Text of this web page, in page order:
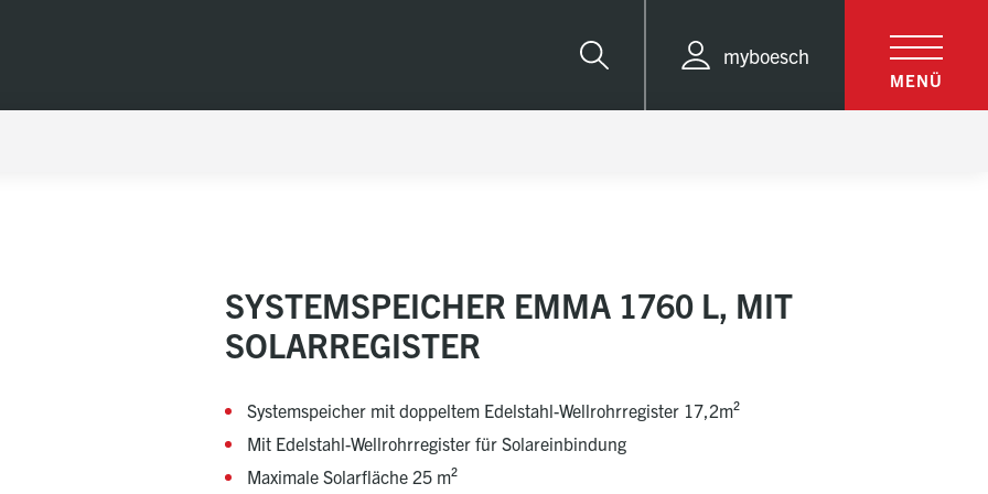
Suche
myboesch
MENÜ
SYSTEMSPEICHER EMMA 1760 L, MIT
SOLARREGISTER
Systemspeicher mit doppeltem Edelstahl-Wellrohrregister 17,2m²
Mit Edelstahl-Wellrohrregister für Solareinbindung
Maximale Solarfläche 25 m²